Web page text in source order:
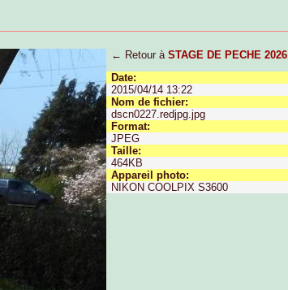
← Retour àSTAGE DE PECHE 2026
Date:
2015/04/14 13:22
Nom de fichier:
dscn0227.redjpg.jpg
Format:
JPEG
Taille:
464KB
Appareil photo:
NIKON COOLPIX S3600